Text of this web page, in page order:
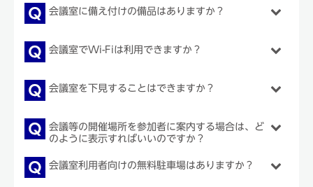
会議室に備え付けの備品はありますか？
会議室でWi-Fiは利用できますか？
会議室を下見することはできますか？
会議等の開催場所を参加者に案内する場合は、ど
のように表示すればいいのですか？
会議室利用者向けの無料駐車場はありますか？